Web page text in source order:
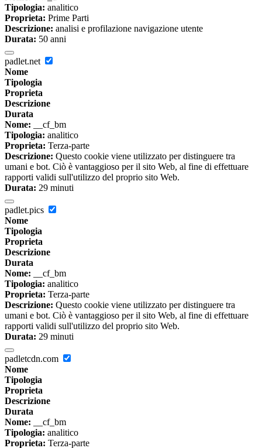
Tipologia: analitico
Proprieta: Prime Parti
Descrizione: analisi e profilazione navigazione utente
Durata: 50 anni
padlet.net
Nome
Tipologia
Proprieta
Descrizione
Durata
Nome: __cf_bm
Tipologia: analitico
Proprieta: Terza-parte
Descrizione: Questo cookie viene utilizzato per distinguere tra
umani e bot. Ciò è vantaggioso per il sito Web, al fine di effettuare
rapporti validi sull'utilizzo del proprio sito Web.
Durata: 29 minuti
padlet.pics
Nome
Tipologia
Proprieta
Descrizione
Durata
Nome: __cf_bm
Tipologia: analitico
Proprieta: Terza-parte
Descrizione: Questo cookie viene utilizzato per distinguere tra
umani e bot. Ciò è vantaggioso per il sito Web, al fine di effettuare
rapporti validi sull'utilizzo del proprio sito Web.
Durata: 29 minuti
padletcdn.com
Nome
Tipologia
Proprieta
Descrizione
Durata
Nome: __cf_bm
Tipologia: analitico
Proprieta: Terza-parte